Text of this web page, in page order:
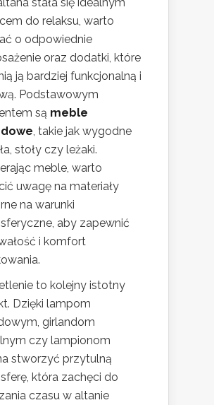
stała się idealnym
do relaksu, warto
o odpowiednie
oraz dodatki, które
ją bardziej funkcjonalną i
Podstawowym
są meble
, takie jak wygodne
stoły czy leżaki.
meble, warto
uwagę na materiały
na warunki
aby zapewnić
i komfort
to kolejny istotny
Dzięki lampom
girlandom
czy lampionom
stworzyć przytulną
która zachęci do
czasu w altanie